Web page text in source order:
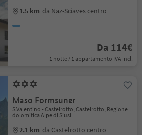
1.5 km da Naz-Sciaves centro
Da 114€
1 notte / 1 appartamento IVA incl.
Maso Formsuner
S.Valentino - Castelrotto, Castelrotto, Regione
dolomitica Alpe di Siusi
2.1 km da Castelrotto centro